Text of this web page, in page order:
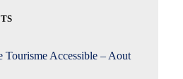
Tourisme Accessible – Aout